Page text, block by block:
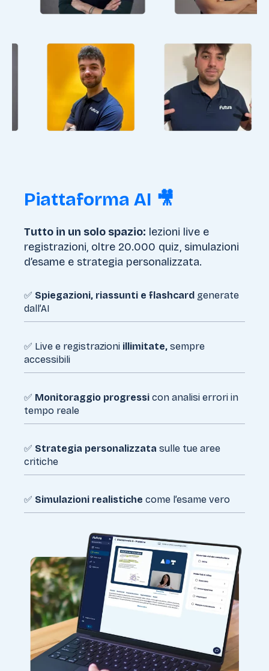
Piattaforma AI 🎥
Tutto in un solo spazio: lezioni live e
registrazioni, oltre 20.000 quiz, simulazioni
d’esame e strategia personalizzata.
✅ Spiegazioni, riassunti e flashcard generate
dall’AI
✅ Live e registrazioni illimitate, sempre
accessibili
✅ Monitoraggio progressi con analisi errori in
tempo reale
✅ Strategia personalizzata sulle tue aree
critiche
✅ Simulazioni realistiche come l’esame vero